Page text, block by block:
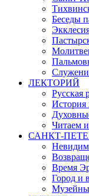
Беседы
ЛЕКТОРИЙ
Русская
История
Читаем
САНКТ-
Время
Город и